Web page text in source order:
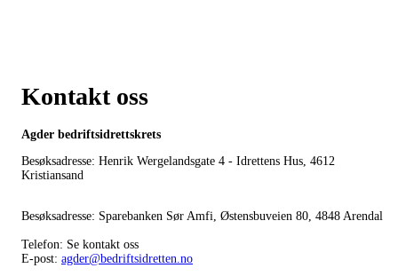
Kontakt oss
Agder bedriftsidrettskrets
Besøksadresse: Henrik Wergelandsgate 4 - Idrettens Hus, 4612
Kristiansand
Besøksadresse: Sparebanken Sør Amfi, Østensbuveien 80, 4848 Arendal
Telefon: Se kontakt oss
E-post: agder@bedriftsidretten.no